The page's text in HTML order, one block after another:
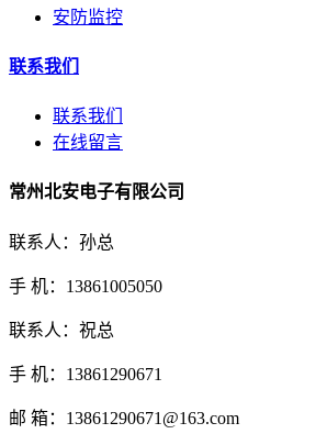
安防监控
联系我们
联系我们
在线留言
常州北安电子有限公司
联系人：孙总
手 机：13861005050
联系人：祝总
手 机：13861290671
邮 箱：13861290671@163.com